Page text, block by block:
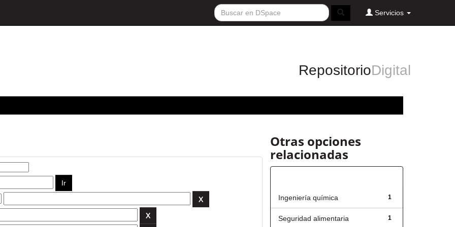
Servicios
RepositorioDigital
Otras opciones
relacionadas
1
Ingeniería química
1
Seguridad alimentaria